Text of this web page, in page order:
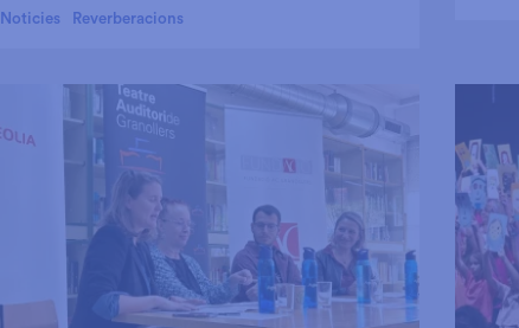
Noticies Reverberacions